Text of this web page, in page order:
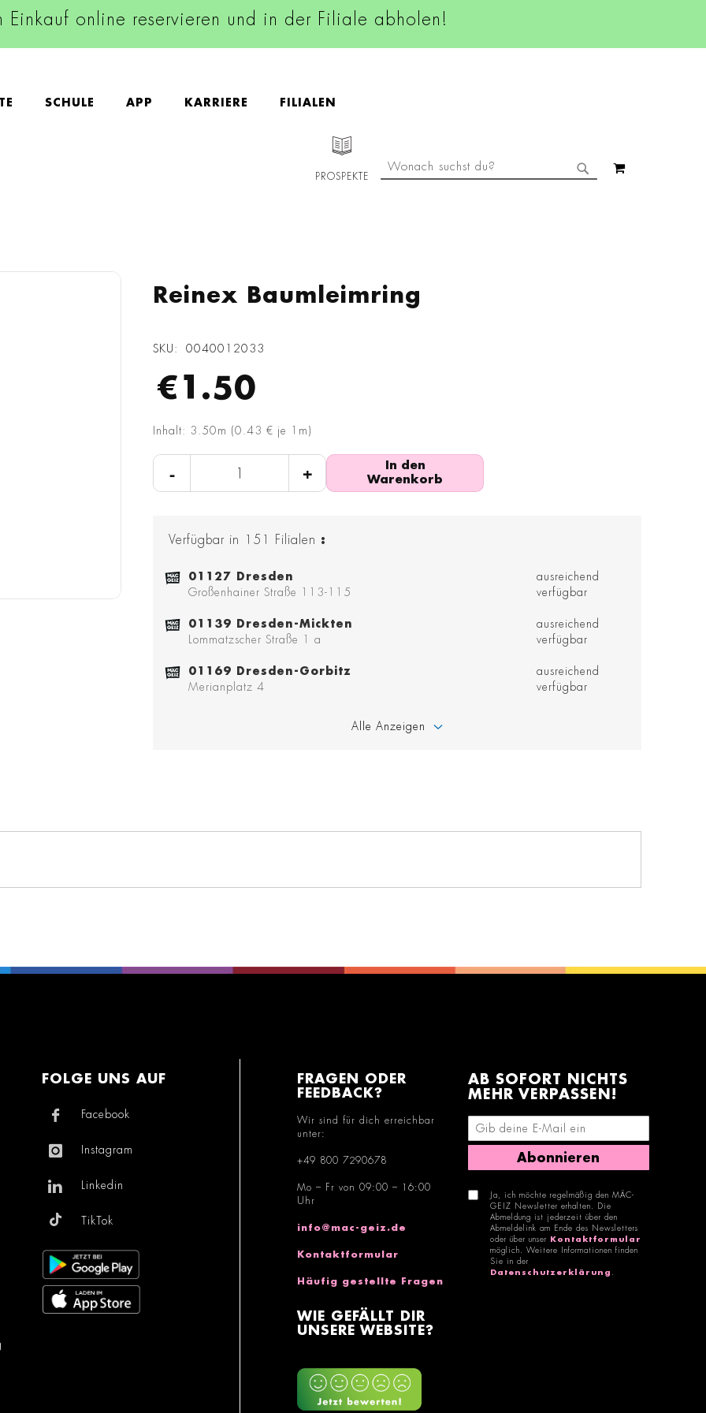
Einkauf online reservieren und in der Filiale abholen!
SCHULE APP KARRIERE FILIALEN
PROSPEKTE
SUCHE
Reinex Baumleimring
SKU 0040012033
€1.50
Inhalt: 3.50m (0.43 € je 1m)
- +
In den
Warenkorb
Verfügbar in 151 Filialen :
01127 Dresden
Großenhainer Straße 113-115
ausreichend
verfügbar
01139 Dresden-Mickten
Lommatzscher Straße 1 a
ausreichend
verfügbar
01169 Dresden-Gorbitz
Merianplatz 4
ausreichend
verfügbar
Alle Anzeigen
FOLGE UNS AUF
Facebook
Instagram
Linkedin
TikTok
FRAGEN ODER
FEEDBACK?
Wir sind für dich erreichbar
unter:
+49 800 7290678
Mo – Fr von 09:00 – 16:00
Uhr
info@mac-geiz.de
Kontaktformular
Häufig gestellte Fragen
WIE GEFÄLLT DIR
UNSERE WEBSITE?
AB SOFORT NICHTS
MEHR VERPASSEN!
E-Mail-Adresse eingeben
Abonnieren
Ja, ich möchte regelmäßig den MÄC-
GEIZ Newsletter erhalten. Die
Abmeldung ist jederzeit über den
Abmeldelink am Ende des Newsletters
oder über unser
Kontaktformular
möglich. Weitere Informationen finden
Sie in der
Datenschutzerklärung .